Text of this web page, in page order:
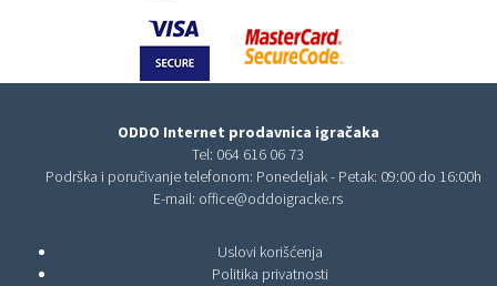
ODDO Internet prodavnica igračaka
Tel: 064 616 06 73
Podrška i poručivanje telefonom: Ponedeljak - Petak: 09:00 do 16:00h
E-mail: office@oddoigracke.rs
Uslovi korišćenja
Politika privatnosti